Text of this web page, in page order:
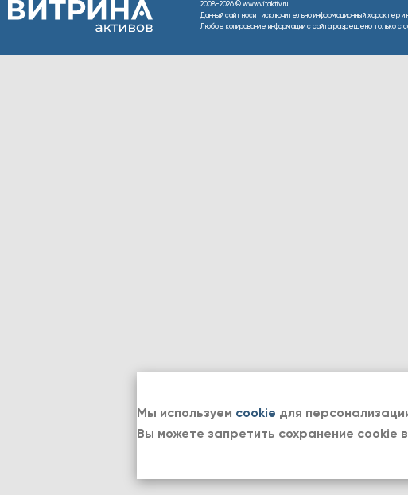
2008-2026 © www.vitaktiv.ru
Данный сайт носит исключительно информационный характер
Любое копирование информации с сайта разрешено только с
Мы используем cookie для
Вы можете запретить сохранение cookie